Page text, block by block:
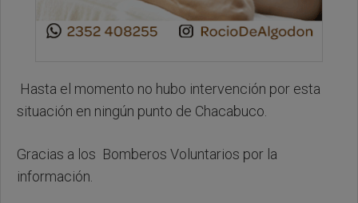
Hasta el momento no hubo intervención por esta
situación en ningún punto de Chacabuco.
Gracias a los Bomberos Voluntarios por la
información.